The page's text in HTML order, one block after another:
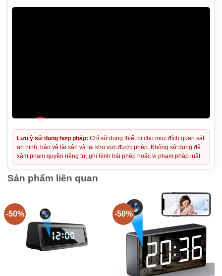
Lưu ý sử dụng hợp pháp: Chỉ sử dụng thiết bị cho mục đích quan sát
an ninh, bảo vệ tài sản và tại khu vực được phép. Không sử dụng để
xâm phạm quyền riêng tư, ghi hình trái phép hoặc vi phạm pháp luật.
Sản phẩm liên quan
-50% -50%